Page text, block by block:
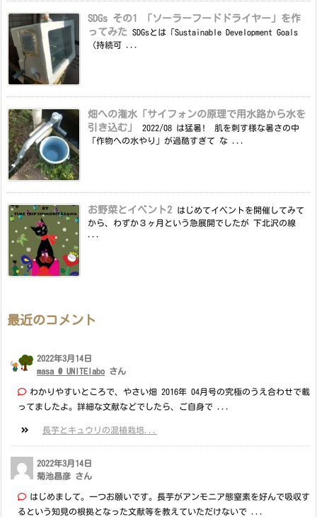
SDGs その1 「ソーラーフードドライヤー」を作
ってみた
SDGsとは「Sustainable Development Goals
（持続可 ...
畑への潅水「サイフォンの原理で用水路から水を
引き込む」
2022/08 は猛暑! 肌を刺す様な暑さの中
「作物への水やり」が過酷すぎて な ...
お野菜とイベント2
はじめてイベントを開催してみて
から、わずか３ヶ月という急展開でしたが 下北沢の線
最近のコメント
2022年3月14日
masa @ UNITElabo さん
わかりやすいところで、やさい畑 2016年 04月号の究極のうえ合わせで載
ってましたよ。詳細な文献などでしたら、ご自身で ...
長芋とキュウリの混植栽培...
2022年3月14日
菊池昌彦 さん
はじめまして。一つお願いです。長芋がアンモニア態窒素を好んで吸収す
るという知見の根拠となった文献等を教えていただけないで ...